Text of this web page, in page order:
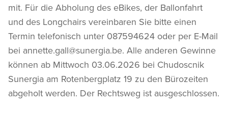
mit. Für die Abholung des eBikes, der Ballonfahrt
und des Longchairs vereinbaren Sie bitte einen
Termin telefonisch unter 087594624 oder per E-Mail
bei annette.gall@sunergia.be. Alle anderen Gewinne
können ab Mittwoch 03.06.2026 bei Chudoscnik
Sunergia am Rotenbergplatz 19 zu den Bürozeiten
abgeholt werden. Der Rechtsweg ist ausgeschlossen.